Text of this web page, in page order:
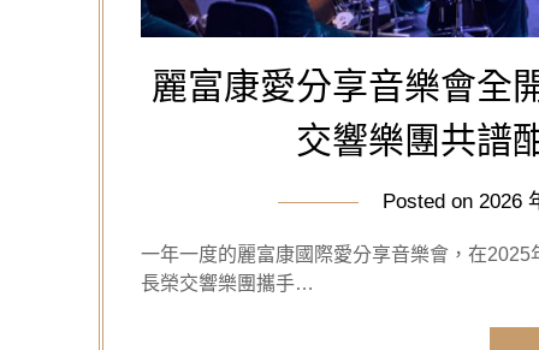
麗富康愛分享音樂會
交響樂團共譜
Posted on2026
一年一度的麗富康國際愛分享音樂會，在
長榮交響樂團攜手…